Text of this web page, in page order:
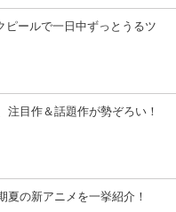
ピールで一日中ずっとうるツ
注目作＆話題作が勢ぞろい！
夏の新アニメを一挙紹介！